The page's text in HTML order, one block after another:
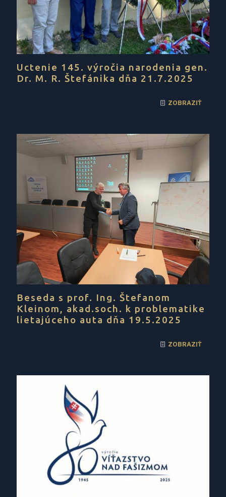
Uctenie 145. výročia narodenia gen.
Dr. M. R. Štefánika dňa 21.7.2025
ZOBRAZIŤ
Beseda s prof. Ing. Štefanom
Kleinom, akad.soch. k problematike
lietajúceho auta dňa 19.5.2025
ZOBRAZIŤ